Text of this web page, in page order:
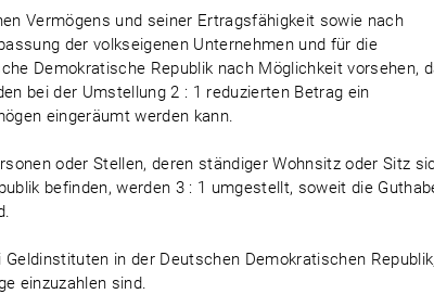
Vermögens und seiner Ertragsfähigkeit sowie nach
der volkseigenen Unternehmen und für die
Demokratische Republik nach Möglichkeit vorsehen,
bei der Umstellung 2 : 1 reduzierten Betrag ein
eingeräumt werden kann.
oder Stellen, deren ständiger Wohnsitz oder Sitz
befinden, werden 3 : 1 umgestellt, soweit die
in der Deutschen Demokratischen Republik,
einzuzahlen sind.